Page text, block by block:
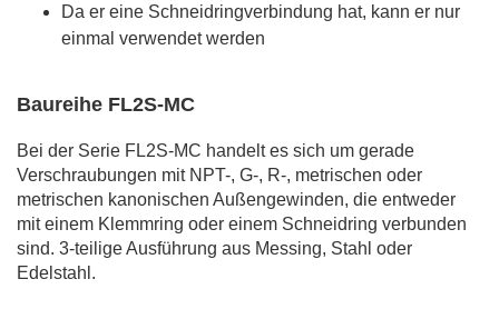
Da er eine Schneidringverbindung hat, kann er nur
einmal verwendet werden
Baureihe FL2S-MC
Bei der Serie FL2S-MC handelt es sich um gerade
Verschraubungen mit NPT-, G-, R-, metrischen oder
metrischen kanonischen Außengewinden, die entweder
mit einem Klemmring oder einem Schneidring verbunden
sind. 3-teilige Ausführung aus Messing, Stahl oder
Edelstahl.